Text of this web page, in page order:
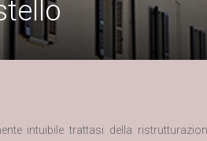
intuibile trattasi della